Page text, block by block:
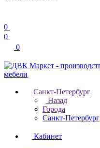
0
0
0
Санкт-Петербург
Назад
Города
Санкт-Петербург
Кабинет